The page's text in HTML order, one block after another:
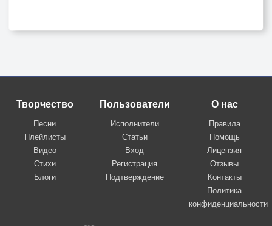
Творчество
Песни
Плейлисты
Видео
Стихи
Блоги
Пользователи
Исполнители
Статьи
Вход
Регистрация
Подтверждение
О нас
Правила
Помощь
Лицензия
Отзывы
Контакты
Политика
конфиденциальности